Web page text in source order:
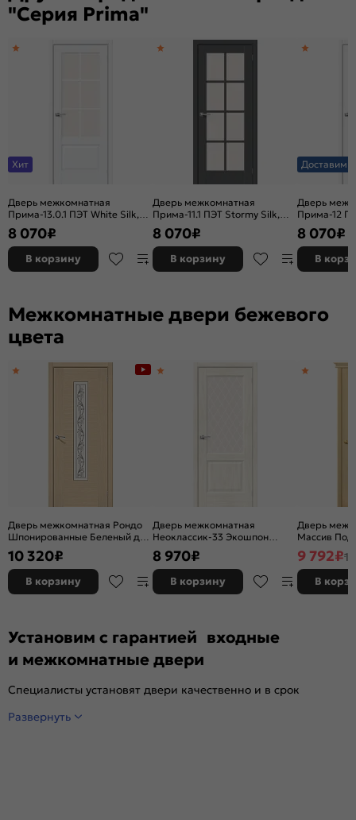
"Серия Prima"
Хит
Дверь межкомнатная
Прима-13.0.1 ПЭТ White Silk,
остекленная, magic fog, без
кромки, царговая
8 070₽
В корзину
Дверь межкомнатная
Прима-11.1 ПЭТ Stormy Silk,
остекленная, magic fog, без
кромки, царговая
8 070₽
В корзину
Доставим
Дверь
Прима-12
глухая, без
8 070₽
В
Межкомнатные двери бежевого
цвета
Дверь межкомнатная Рондо
Шпонированные Беленый дуб,
остекленная, сатинат белый
художественный, каркасно-
щитовая
10 320₽
В корзину
Дверь межкомнатная
Неоклассик-33 Экошпон
Nordic Oak, остекленная,
white сrystal, кромка нет,
филенчатая
8 970₽
В корзину
Дверь
Массив Под
без
9 792₽
В
Установим с гарантией входные
и межкомнатные двери
Специалисты установят двери качественно и в срок
Развернуть